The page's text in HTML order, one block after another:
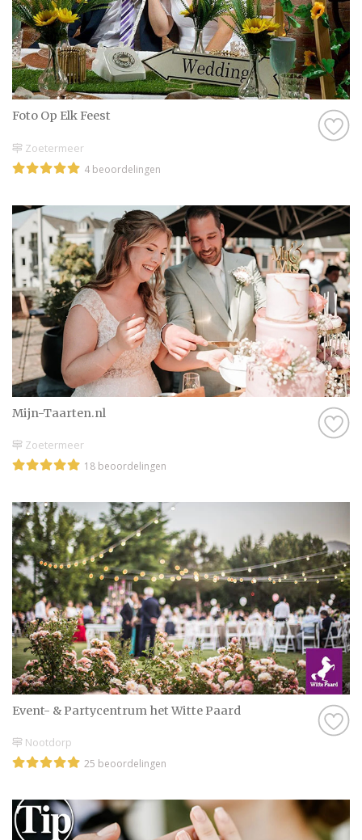
Foto Op Elk Feest
Zoetermeer
4 beoordelingen
Mijn-Taarten.nl
Zoetermeer
18 beoordelingen
Event- & Partycentrum het Witte Paard
Nootdorp
25 beoordelingen